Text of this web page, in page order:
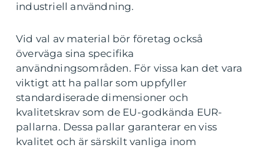
industriell användning.
Vid val av material bör företag också
överväga sina specifika
användningsområden. För vissa kan det vara
viktigt att ha pallar som uppfyller
standardiserade dimensioner och
kvalitetskrav som de EU-godkända EUR-
pallarna. Dessa pallar garanterar en viss
kvalitet och är särskilt vanliga inom